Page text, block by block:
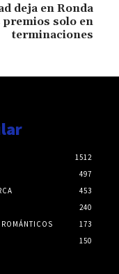
deja en Ronda
premios solo en
terminaciones
1512
497
453
240
173
150